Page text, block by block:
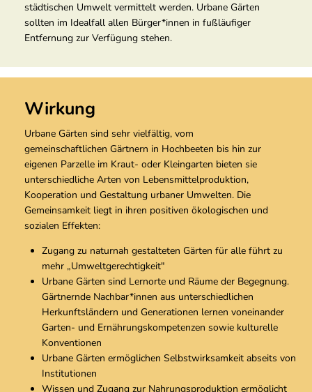
städtischen Umwelt vermittelt werden. Urbane Gärten
sollten im Idealfall allen Bürger*innen in fußläufiger
Entfernung zur Verfügung stehen.
Wirkung
Urbane Gärten sind sehr vielfältig, vom
gemeinschaftlichen Gärtnern in Hochbeeten bis hin zur
eigenen Parzelle im Kraut- oder Kleingarten bieten sie
unterschiedliche Arten von Lebensmittelproduktion,
Kooperation und Gestaltung urbaner Umwelten. Die
Gemeinsamkeit liegt in ihren positiven ökologischen und
sozialen Effekten:
Zugang zu naturnah gestalteten Gärten für alle führt zu
mehr „Umweltgerechtigkeit"
Urbane Gärten sind Lernorte und Räume der Begegnung.
Gärtnernde Nachbar*innen aus unterschiedlichen
Herkunftsländern und Generationen lernen voneinander
Garten- und Ernährungskompetenzen sowie kulturelle
Konventionen
Urbane Gärten ermöglichen Selbstwirksamkeit abseits von
Institutionen
Wissen und Zugang zur Nahrungsproduktion ermöglicht